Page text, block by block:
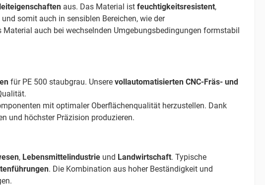
aus. Das Material ist feuchtigkeitsresistent,
somit auch in sensiblen Bereichen, wie der
auch bei wechselnden Umgebungsbedingungen formstabil
für PE 500 staubgrau. Unsere vollautomatisierten CNC-Fräs- und
mit optimaler Oberflächenqualität herzustellen. Dank
und höchster Präzision produzieren.
, Lebensmittelindustrie und Landwirtschaft. Typische
. Die Kombination aus hoher Beständigkeit und